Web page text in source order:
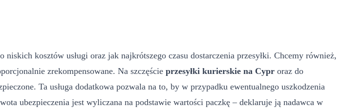
kosztów usługi oraz jak najkrótszego czasu dostarczenia przesyłki. Chcemy również,
zrekompensowane. Na szczęście przesyłki kurierskie na Cypr oraz do
Ta usługa dodatkowa pozwala na to, by w przypadku ewentualnego uszkodzenia
ubezpieczenia jest wyliczana na podstawie wartości paczkę – deklaruje ją nadawca w